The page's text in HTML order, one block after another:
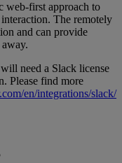
web-first approach to
The remotely
and can provide
need a Slack license
Please find more
en/integrations/slack/